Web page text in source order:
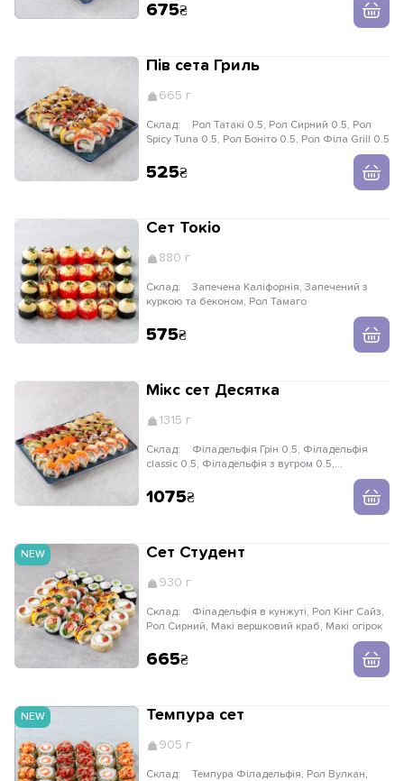
675
Пів сета Гриль
665 г
Склад:
Spicy Tuna 0.5, Рол Боніто 0.5, Рол Філа Grill 0.5
525
Сет Токіо
880 г
Склад:
куркою та беконом, Рол Тамаго
575
Мікс сет Десятка
1315 г
Склад:
classic 0.5, Філадельфія з вугром 0.5,
Філадельфія з тунцем 0.5, Філа з креветкою
0.5, Рол Татакі 0.5, Рол Сирний 0.5, Рол Spicy
1075
NEW Сет Студент
930 г
Склад:
Рол Сирний, Макі вершковий краб, Макі огірок
665
NEW Темпура сет
905 г
Склад: